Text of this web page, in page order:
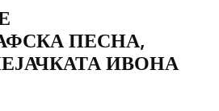
ПЕСНА,
ИВОНА